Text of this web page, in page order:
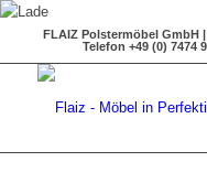
FLAIZ Polstermöbel GmbH
Telefon +49 (0) 7474